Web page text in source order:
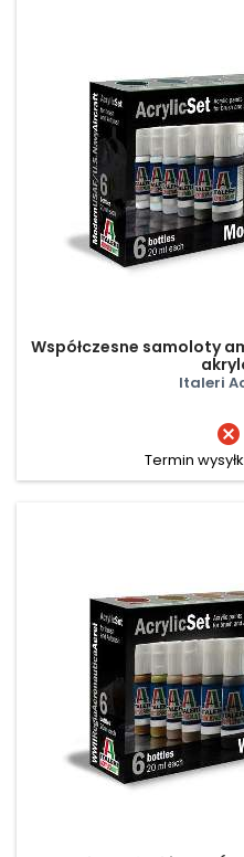
Współczesne samoloty
Italeri

Termin